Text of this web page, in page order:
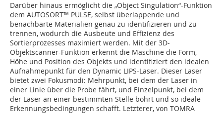
Darüber hinaus ermöglicht die „Object Singulation“-Funktion
dem AUTOSORT™ PULSE, selbst überlappende und
benachbarte Materialien genau zu identifizieren und zu
trennen, wodurch die Ausbeute und Effizienz des
Sortierprozesses maximiert werden. Mit der 3D-
Objektscanner-Funktion erkennt die Maschine die Form,
Höhe und Position des Objekts und identifiziert den idealen
Aufnahmepunkt für den Dynamic LIPS-Laser. Dieser Laser
bietet zwei Fokusmodi: Mehrpunkt, bei dem der Laser in
einer Linie über die Probe fährt, und Einzelpunkt, bei dem
der Laser an einer bestimmten Stelle bohrt und so ideale
Erkennungsbedingungen schafft. Letzterer, von TOMRA